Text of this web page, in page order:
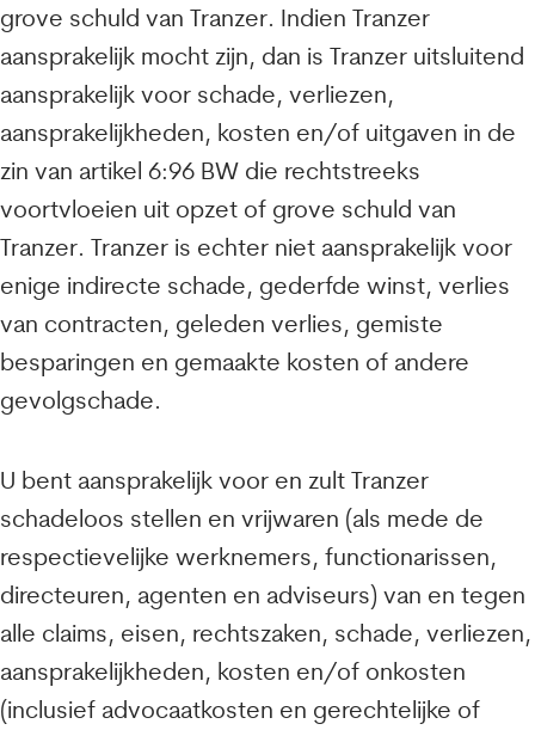
grove schuld van Tranzer. Indien Tranzer
aansprakelijk mocht zijn, dan is Tranzer uitsluitend
aansprakelijk voor schade, verliezen,
aansprakelijkheden, kosten en/of uitgaven in de
zin van artikel 6:96 BW die rechtstreeks
voortvloeien uit opzet of grove schuld van
Tranzer. Tranzer is echter niet aansprakelijk voor
enige indirecte schade, gederfde winst, verlies
van contracten, geleden verlies, gemiste
besparingen en gemaakte kosten of andere
gevolgschade.
U bent aansprakelijk voor en zult Tranzer
schadeloos stellen en vrijwaren (als mede de
respectievelijke werknemers, functionarissen,
directeuren, agenten en adviseurs) van en tegen
alle claims, eisen, rechtszaken, schade, verliezen,
aansprakelijkheden, kosten en/of onkosten
(inclusief advocaatkosten en gerechtelijke of